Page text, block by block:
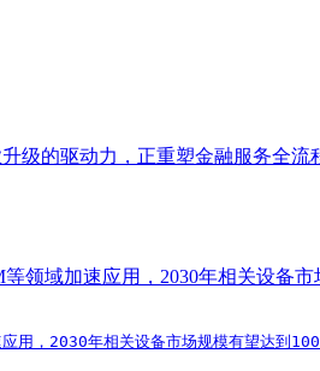
级的驱动力，正重塑金融服务全流
领域加速应用，2030年相关设备
，2030年相关设备市场规模有望达到